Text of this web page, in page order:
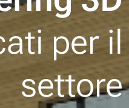
per il
settore